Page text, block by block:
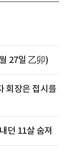
27일 乙卯)
회장은 접시를
던 11살 숨져